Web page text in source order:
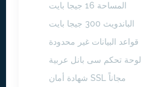
المساحة 16 جيجا بايت
الباندويث 300 جيجا بايت
قواعد البيانات غير محدودة
لوحة تحكم سى بانل عربية
شهادة أمان SSL مجاناً